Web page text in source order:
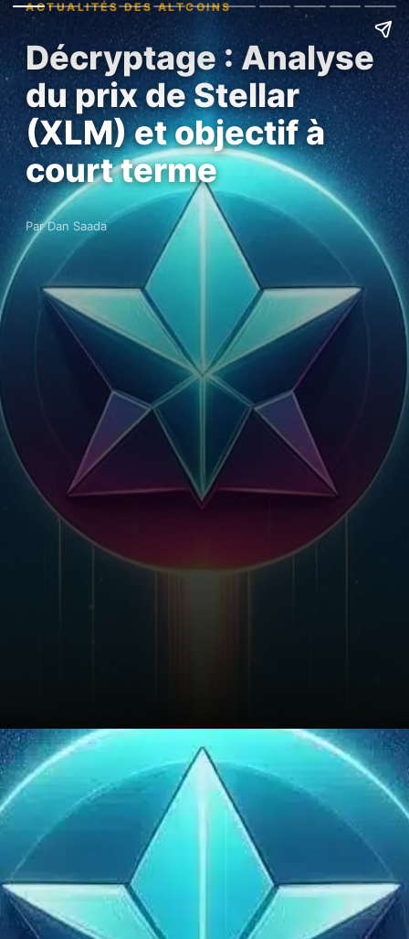
ACTUALITÉS DES ALTCOINS
Décryptage : Analyse
du prix de Stellar
(XLM) et objectif à
court terme
Par Dan Saada